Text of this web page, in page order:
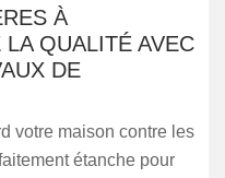
À
QUALITÉ AVEC
DE
votre maison contre les
étanche pour